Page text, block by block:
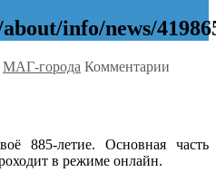
info/news/
МАГ-города Комментарии
День
885-летие. Основная часть
в режиме онлайн.